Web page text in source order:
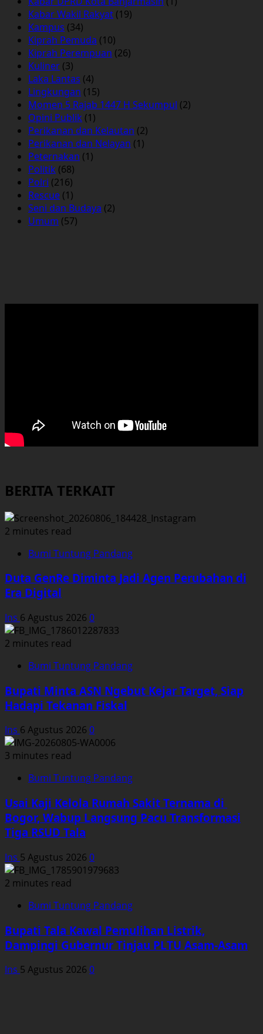
Kabar Wakil Rakyat (19)
Kampus (34)
Kiprah Pemuda (10)
Kiprah Perempuan (26)
Kuliner (3)
Laka Lantas (4)
Lingkungan (15)
Momen 5 Rajab 1447 H Sekumpul (2)
Opini Publik (1)
Perikanan dan Kelautan (2)
Perikanan dan Nelayan (1)
Peternakan (1)
Politik (68)
Polri (216)
Rescue (1)
Seni dan Budaya (2)
Umum (57)
BERITA TERKAIT
2 minutes read
Bumi Tuntung Pandang
Duta GenRe Diminta Jadi Agen Perubahan di
Era Digital
Ins 6 Agustus 2026 0
2 minutes read
Bumi Tuntung Pandang
Bupati Minta ASN Ngebut Kejar Target, Siap
Hadapi Tekanan Fiskal
Ins 6 Agustus 2026 0
3 minutes read
Bumi Tuntung Pandang
Usai Kaji Kelola Rumah Sakit Ternama di
Bogor, Wabup Langsung Pacu Transformasi
Tiga RSUD Tala
Ins 5 Agustus 2026 0
2 minutes read
Bumi Tuntung Pandang
Bupati Tala Kawal Pemulihan Listrik,
Dampingi Gubernur Tinjau PLTU Asam-Asam
Ins 5 Agustus 2026 0